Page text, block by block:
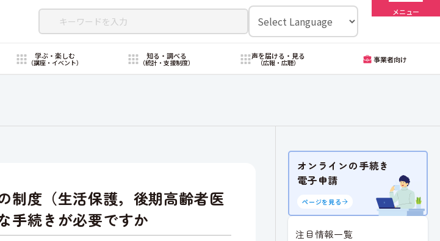
メニュー
学ぶ・楽しむ
（講座・イベント）
知る・調べる
（統計・支援制度）
声を届ける・見る
（広報・広聴） 事業者向け
制度（生活保護，後期高齢者医
手続きが必要ですか
オンラインの手続き
電子申請
ページを見る
注目情報一覧